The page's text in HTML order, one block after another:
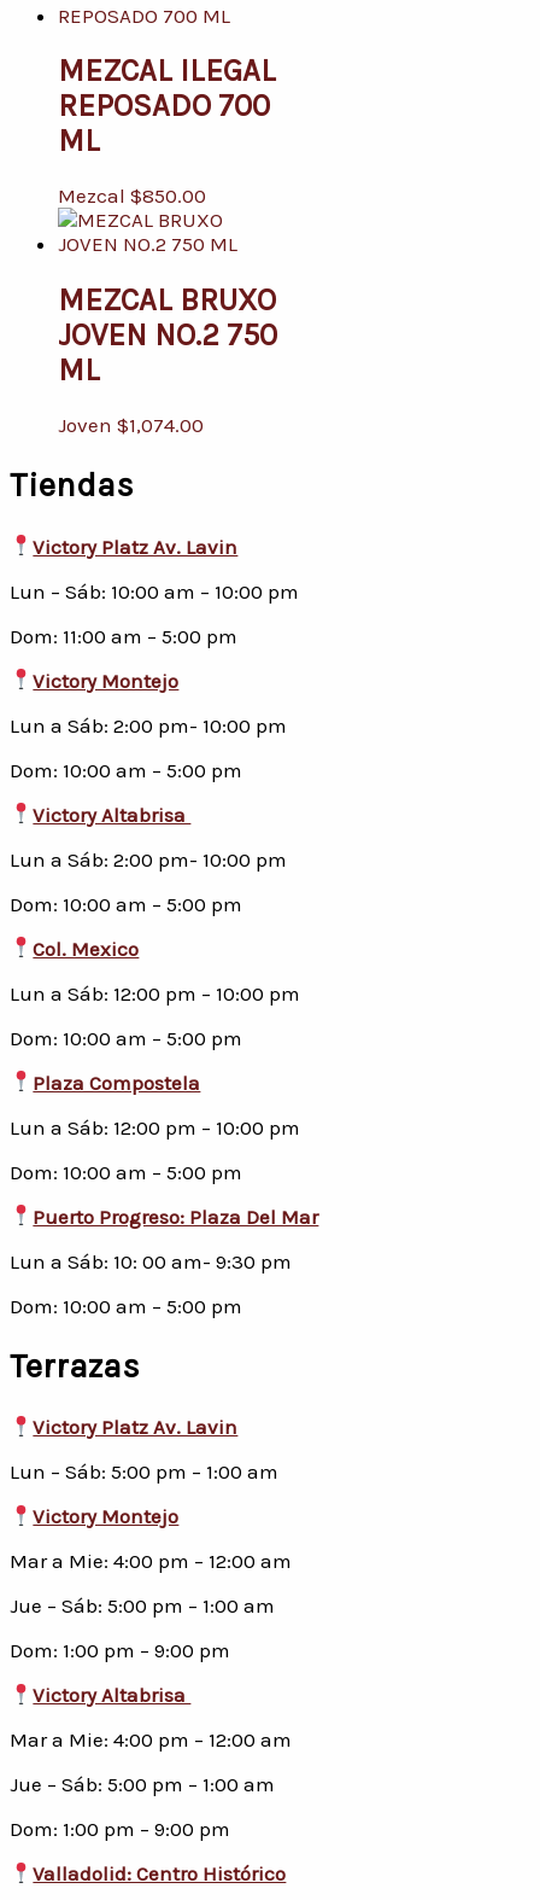
MEZCAL ILEGAL
REPOSADO 700
ML
Mezcal $850.00
MEZCAL BRUXO
JOVEN NO.2 750
ML
Joven $1,074.00
Tiendas
Victory Platz Av. Lavin
Lun – Sáb: 10:00 am – 10:00 pm
Dom: 11:00 am – 5:00 pm
Victory Montejo
Lun a Sáb: 2:00 pm- 10:00 pm
Dom: 10:00 am – 5:00 pm
Victory Altabrisa
Lun a Sáb: 2:00 pm- 10:00 pm
Dom: 10:00 am – 5:00 pm
Col. Mexico
Lun a Sáb: 12:00 pm – 10:00 pm
Dom: 10:00 am – 5:00 pm
Plaza Compostela
Lun a Sáb: 12:00 pm – 10:00 pm
Dom: 10:00 am – 5:00 pm
Puerto Progreso: Plaza Del Mar
Lun a Sáb: 10: 00 am- 9:30 pm
Dom: 10:00 am – 5:00 pm
Terrazas
Victory Platz Av. Lavin
Lun – Sáb: 5:00 pm – 1:00 am
Victory Montejo
Mar a Mie: 4:00 pm – 12:00 am
Jue – Sáb: 5:00 pm – 1:00 am
Dom: 1:00 pm – 9:00 pm
Victory Altabrisa
Mar a Mie: 4:00 pm – 12:00 am
Jue – Sáb: 5:00 pm – 1:00 am
Dom: 1:00 pm – 9:00 pm
Valladolid: Centro Histórico